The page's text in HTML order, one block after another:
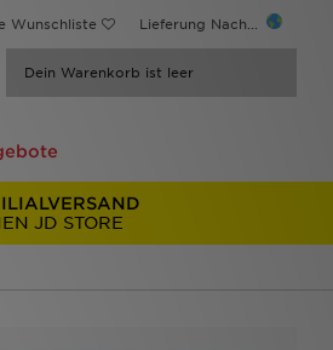
Wunschliste Lieferung Nach...
Dein Warenkorb ist leer
JD STORE